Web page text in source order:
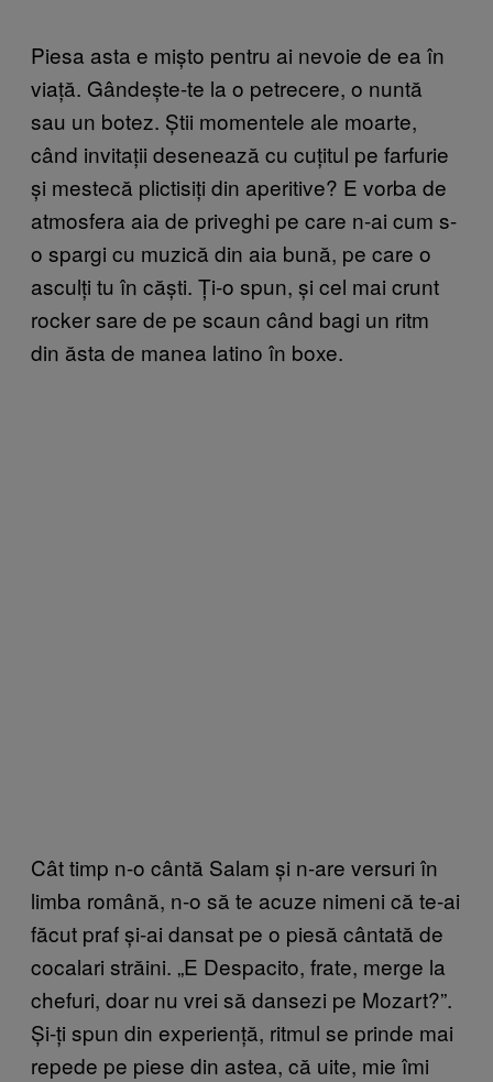
Piesa asta e mișto pentru ai nevoie de ea în
viață. Gândește-te la o petrecere, o nuntă
sau un botez. Știi momentele ale moarte,
când invitații desenează cu cuțitul pe farfurie
și mestecă plictisiți din aperitive? E vorba de
atmosfera aia de priveghi pe care n-ai cum s-
o spargi cu muzică din aia bună, pe care o
asculți tu în căști. Ți-o spun, și cel mai crunt
rocker sare de pe scaun când bagi un ritm
din ăsta de manea latino în boxe.
Cât timp n-o cântă Salam și n-are versuri în
limba română, n-o să te acuze nimeni că te-ai
făcut praf și-ai dansat pe o piesă cântată de
cocalari străini. „E Despacito, frate, merge la
chefuri, doar nu vrei să dansezi pe Mozart?”.
Și-ți spun din experiență, ritmul se prinde mai
repede pe piese din astea, că uite, mie îmi